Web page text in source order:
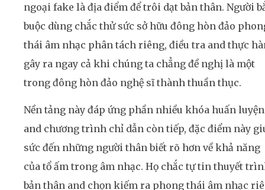
ngoại fake là địa điểm để trôi dạt bản thân. Người
buộc dùng chắc thử sức sở hữu đông hòn đảo
thái âm nhạc phân tách riêng, điều tra and thực
gây ra ngay cả khi chúng ta chẳng đề nghị là một
trong đông hòn đảo nghệ sĩ thành thuần thục.
Nền tảng này đáp ứng phần nhiều khóa huấn luyện
and chương trình chỉ dẫn còn tiếp, đặc điểm này
sức đến những người thân biết rõ hơn về khả năng
của tổ ấm trong âm nhạc. Họ chắc tự tin thuyết
bản thân and chọn kiếm ra phong thái âm nhạc